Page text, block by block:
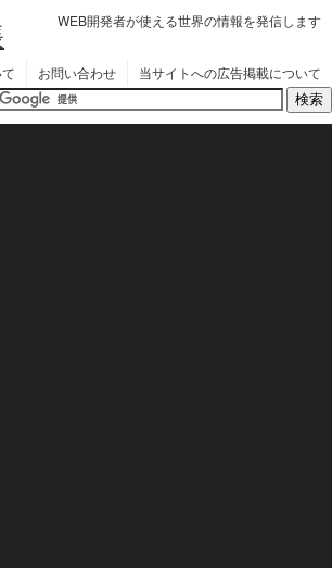
WEB開発者が使える世界の情報を発信します
お問い合わせ 当サイトへの広告掲載について